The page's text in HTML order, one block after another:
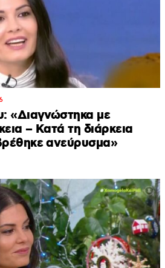
«Διαγνώστηκα με
– Κατά τη διάρκεια
ανεύρυσμα»